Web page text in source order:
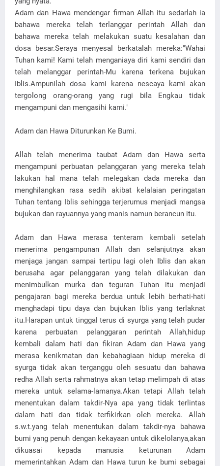
Adam dan Hawa mendengar firman Allah itu sedarlah ia
bahawa mereka telah terlanggar perintah Allah dan
bahawa mereka telah melakukan suatu kesalahan dan
dosa besar.Seraya menyesal berkatalah mereka:"Wahai
Tuhan kami! Kami telah menganiaya diri kami sendiri dan
telah melanggar perintah-Mu karena terkena bujukan
Iblis.Ampunilah dosa kami karena nescaya kami akan
tergolong orang-orang yang rugi bila Engkau tidak
mengampuni dan mengasihi kami."
Adam dan Hawa Diturunkan Ke Bumi.
Allah telah menerima taubat Adam dan Hawa serta
mengampuni perbuatan pelanggaran yang mereka telah
lakukan hal mana telah melegakan dada mereka dan
menghilangkan rasa sedih akibat kelalaian peringatan
Tuhan tentang Iblis sehingga terjerumus menjadi mangsa
bujukan dan rayuannya yang manis namun berancun itu.
Adam dan Hawa merasa tenteram kembali setelah
menerima pengampunan Allah dan selanjutnya akan
menjaga jangan sampai tertipu lagi oleh Iblis dan akan
berusaha agar pelanggaran yang telah dilakukan dan
menimbulkan murka dan teguran Tuhan itu menjadi
pengajaran bagi mereka berdua untuk lebih berhati-hati
menghadapi tipu daya dan bujukan Iblis yang terlaknat
itu.Harapan untuk tinggal terus di syurga yang telah pudar
karena perbuatan pelanggaran perintah Allah,hidup
kembali dalam hati dan fikiran Adam dan Hawa yang
merasa kenikmatan dan kebahagiaan hidup mereka di
syurga tidak akan terganggu oleh sesuatu dan bahawa
redha Allah serta rahmatnya akan tetap melimpah di atas
mereka untuk selama-lamanya.Akan tetapi Allah telah
menentukan dalam takdir-Nya apa yang tidak terlintas
dalam hati dan tidak terfikirkan oleh mereka. Allah
s.w.t.yang telah menentukan dalam takdir-nya bahawa
bumi yang penuh dengan kekayaan untuk dikelolanya,akan
dikuasai kepada manusia keturunan Adam
memerintahkan Adam dan Hawa turun ke bumi sebagai